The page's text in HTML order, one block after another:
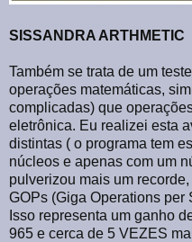
SISSANDRA ARTHMETIC
Também se trata de um
operações matemáticas,
complicadas) que
eletrônica. Eu realizei esta
distintas ( o programa tem
núcleos e apenas com um
pulverizou mais um
GOPs (Giga Operations per
Isso representa um ganho
965 e cerca de 5 VEZES